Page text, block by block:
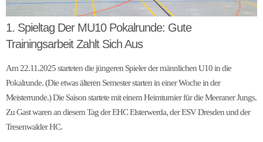
1. Spieltag Der MU10 Pokalrunde: Gute
Trainingsarbeit Zahlt Sich Aus
Am 22.11.2025 starteten die jüngeren Spieler der männlichen U10 in die
Pokalrunde. (Die etwas älteren Semester starten in einer Woche in der
Meisterrunde.) Die Saison startete mit einem Heimturnier für die Meeraner Jungs.
Zu Gast waren an diesem Tag der EHC Elsterwerda, der ESV Dresden und der
Tresenwalder HC.